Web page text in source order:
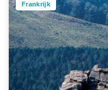
Frankrijk